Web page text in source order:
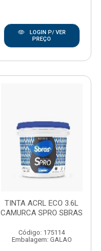
LOGIN P/ VER
PREÇO
TINTA ACRL ECO 3.6L
CAMURCA SPRO SBRAS
Código: 175114
Embalagem: GALAO